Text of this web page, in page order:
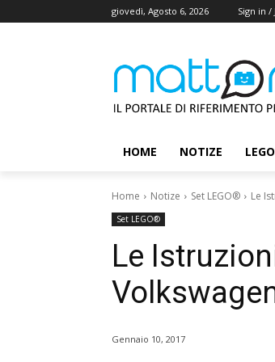
giovedì, Agosto 6, 2026 Sign in /
HOME NOTIZE
Home Notize Set LEGO® Le
Set LEGO®
Le
Gennaio 10, 2017